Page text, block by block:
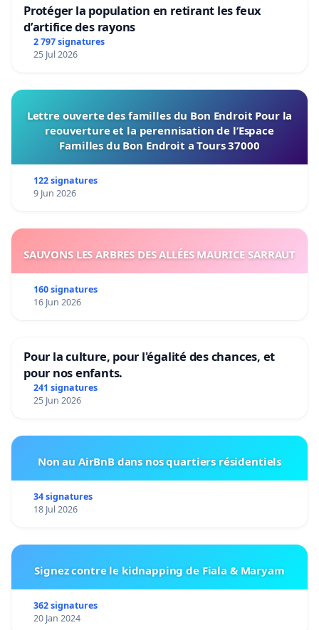
Protéger la population en retirant les feux
d’artifice des rayons
2 797 signatures
25 Jul 2026
Lettre ouverte des familles du Bon Endroit Pour la
reouverture et la perennisation de l’Espace
Familles du Bon Endroit a Tours 37000
122 signatures
9 Jun 2026
SAUVONS LES ARBRES DES ALLÉES MAURICE SARRAUT
160 signatures
16 Jun 2026
Pour la culture, pour l'égalité des chances, et
pour nos enfants.
241 signatures
25 Jun 2026
Non au AirBnB dans nos quartiers résidentiels
34 signatures
18 Jul 2026
Signez contre le kidnapping de Fiala & Maryam
362 signatures
20 Jan 2024